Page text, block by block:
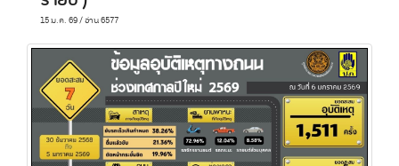
15 ม.ค. 69 / อ่าน 6577